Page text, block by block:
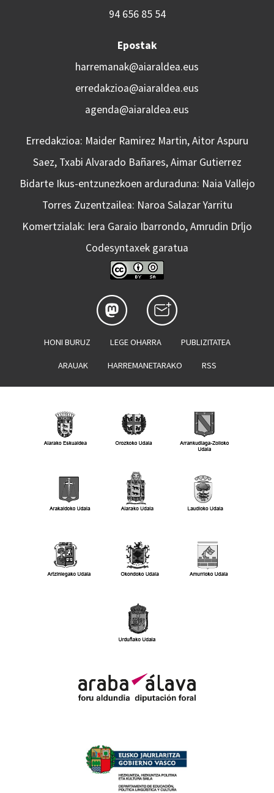
94 656 85 54
Epostak
harremanak@aiaraldea.eus
erredakzioa@aiaraldea.eus
agenda@aiaraldea.eus
Erredakzioa: Maider Ramirez Martin, Aitor Aspuru
Saez, Txabi Alvarado Bañares, Aimar Gutierrez
Bidarte Ikus-entzunezkoen arduraduna: Naia Vallejo
Torres Zuzentzailea: Naroa Salazar Yarritu
Komertzialak: Iera Garaio Ibarrondo, Amrudin Drljo
Codesyntaxek garatua
HONI BURUZ LEGE OHARRA PUBLIZITATEA
ARAUAK HARREMANETARAKO RSS